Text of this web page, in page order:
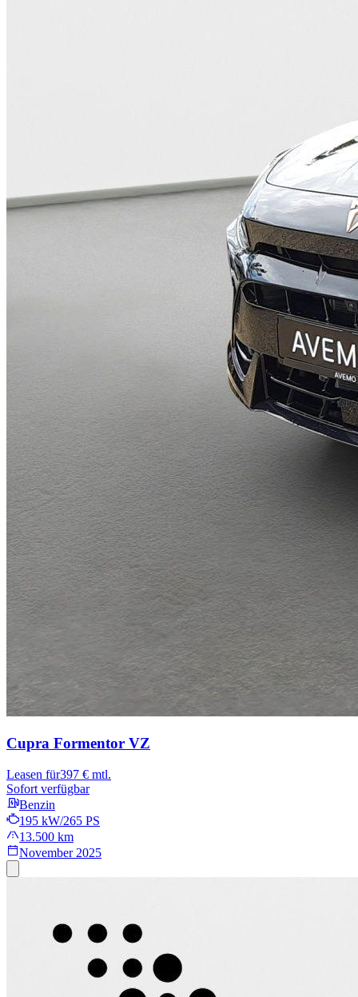
Cupra Formentor VZ
Leasen für397 € mtl.
Sofort verfügbar
Benzin
195 kW/265 PS
13.500 km
November 2025